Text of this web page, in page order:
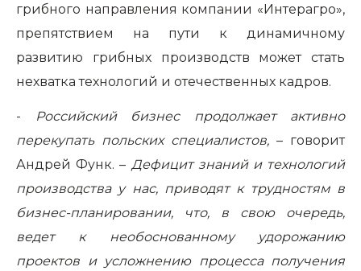
грибного направления компании «Интерагро»,
препятствием на пути к динамичному
развитию грибных производств может стать
нехватка технологий и отечественных кадров.
-
Российский бизнес продолжает активно
перекупать польских специалистов, – говорит
Андрей Функ. – Дефицит знаний и технологий
производства у нас, приводят к трудностям в
бизнес-планировании, что, в свою очередь,
ведет к необоснованному удорожанию
проектов и усложнению процесса получения